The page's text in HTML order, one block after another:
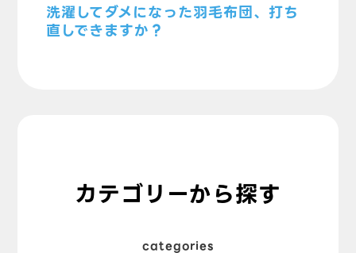
洗濯してダメになった羽毛布団、打ち
直しできますか？
カテゴリーから探す
categories